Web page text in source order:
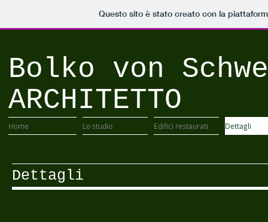
Questo sito è stato creato con la
Bolko von
ARCHITETTO
Home Lo studio Edifici restaurati Dettagli
Dettagli